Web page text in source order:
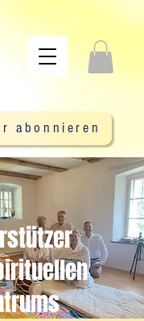
abonnieren